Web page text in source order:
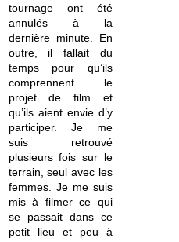
tournage ont été
annulés à la
dernière minute. En
outre, il fallait du
temps pour qu’ils
comprennent le
projet de film et
qu’ils aient envie d’y
participer. Je me
suis retrouvé
plusieurs fois sur le
terrain, seul avec les
femmes. Je me suis
mis à filmer ce qui
se passait dans ce
petit lieu et peu à